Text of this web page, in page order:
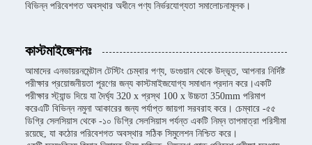
বিভিন্ন পরিবেশগত অবস্থার অধীনে পণ্য নির্ভরযোগ্যতা সমালোচনামূলক।
কাস্টমাইজেশনঃ
আমাদের এনভায়রনমেন্টাল টেস্টিং চেম্বার পণ্য, ডংগুয়ান থেকে উদ্ভূত, আপনার নির্দিষ্ট
পরীক্ষার প্রয়োজনীয়তা পূরণের জন্য কাস্টমাইজযোগ্য সমাধান প্রদান করে।একটি
পরীক্ষার স্ট্যান্ড দিয়ে যা দৈর্ঘ্য 320 x প্রস্থ 100 x উচ্চতা 350mm পরিমাপ
করেএটি বিভিন্ন নমুনা আকারের জন্য পর্যাপ্ত জায়গা সরবরাহ করে। চেম্বারে -৫৫
ডিগ্রি সেলসিয়াস থেকে -১০ ডিগ্রি সেলসিয়াস পর্যন্ত একটি নিম্ন তাপমাত্রা পরিসীমা
রয়েছে, যা কঠোর পরিবেশগত অবস্থার সঠিক সিমুলেশন নিশ্চিত করে।